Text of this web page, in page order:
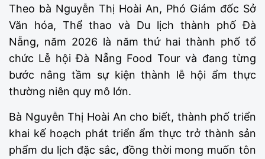
Theo bà Nguyễn Thị Hoài An, Phó Giám đốc Sở
Văn hóa, Thể thao và Du lịch thành phố Đà
Nẵng, năm 2026 là năm thứ hai thành phố tổ
chức Lễ hội Đà Nẵng Food Tour và đang từng
bước nâng tầm sự kiện thành lễ hội ẩm thực
thường niên quy mô lớn.
Bà Nguyễn Thị Hoài An cho biết, thành phố triển
khai kế hoạch phát triển ẩm thực trở thành sản
phẩm du lịch đặc sắc, đồng thời mong muốn tôn